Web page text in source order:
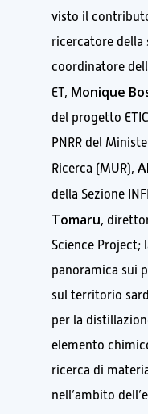
visto il
ricercatore della
coordinatore
ET, Monique
del progetto
PNRR del
Ricerca (MUR),
della Sezione
Tomaru,
Science Project;
panoramica sui
sul territorio
per la
elemento
ricerca di
nell’ambito